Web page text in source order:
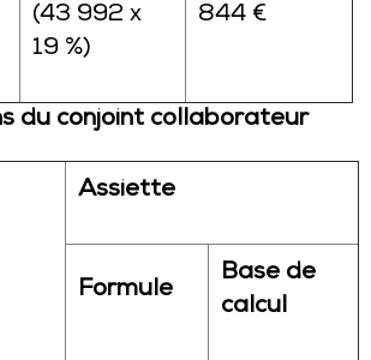
(43 992 x
19 %)
844 €
du conjoint collaborateur
Assiette
Formule
Base de
calcul